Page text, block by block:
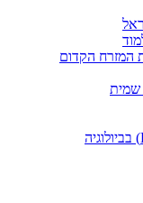
המזרח הקדום
שמית
תואר ראשון דו - חוגי (B.Sc) בביולוגיה